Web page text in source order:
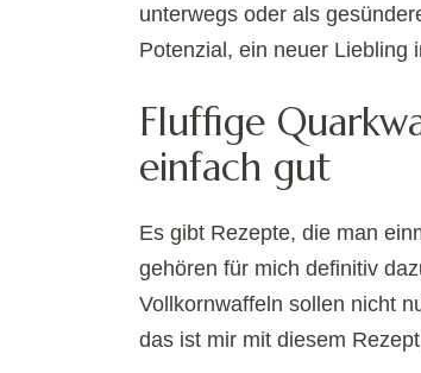
unterwegs oder als
Potenzial, ein neuer Liebling
Fluffige
einfach gut
Es gibt Rezepte, die man
gehören für mich definitiv
Vollkornwaffeln sollen nicht
das ist mir mit diesem